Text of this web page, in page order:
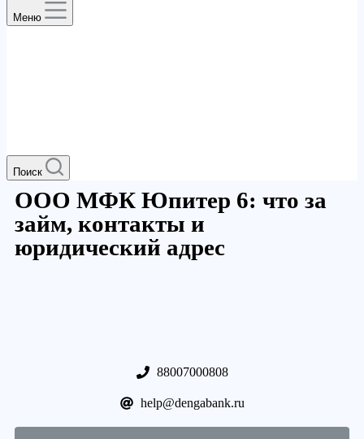
Меню
Поиск
ООО МФК Юпитер 6: что за
займ, контакты и
юридический адрес
88007000808
help@dengabank.ru